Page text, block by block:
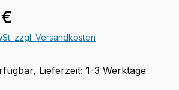
zzgl. Versandkosten
Lieferzeit: 1-3 Werktage